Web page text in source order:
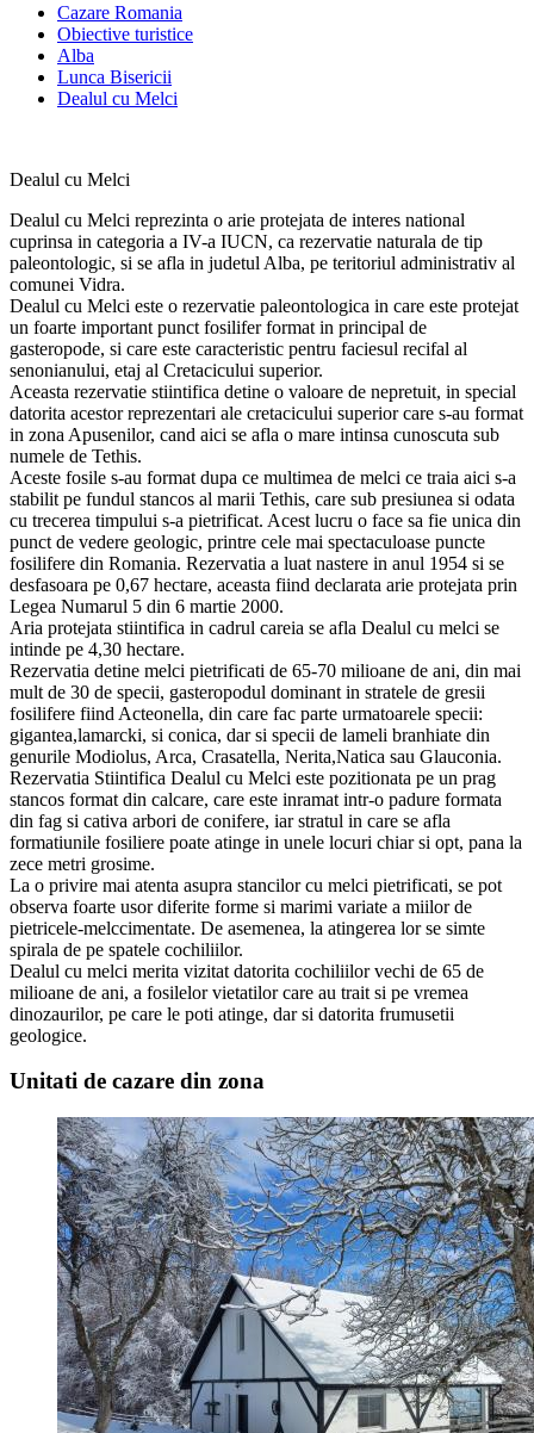
Cazare Romania
Obiective turistice
Alba
Lunca Bisericii
Dealul cu Melci
Dealul cu Melci
Dealul cu Melci reprezinta o arie protejata de interes national
cuprinsa in categoria a IV-a IUCN, ca rezervatie naturala de tip
paleontologic, si se afla in judetul Alba, pe teritoriul administrativ al
comunei Vidra.
Dealul cu Melci este o rezervatie paleontologica in care este protejat
un foarte important punct fosilifer format in principal de
gasteropode, si care este caracteristic pentru faciesul recifal al
senonianului, etaj al Cretacicului superior.
Aceasta rezervatie stiintifica detine o valoare de nepretuit, in special
datorita acestor reprezentari ale cretacicului superior care s-au format
in zona Apusenilor, cand aici se afla o mare intinsa cunoscuta sub
numele de Tethis.
Aceste fosile s-au format dupa ce multimea de melci ce traia aici s-a
stabilit pe fundul stancos al marii Tethis, care sub presiunea si odata
cu trecerea timpului s-a pietrificat. Acest lucru o face sa fie unica din
punct de vedere geologic, printre cele mai spectaculoase puncte
fosilifere din Romania. Rezervatia a luat nastere in anul 1954 si se
desfasoara pe 0,67 hectare, aceasta fiind declarata arie protejata prin
Legea Numarul 5 din 6 martie 2000.
Aria protejata stiintifica in cadrul careia se afla Dealul cu melci se
intinde pe 4,30 hectare.
Rezervatia detine melci pietrificati de 65-70 milioane de ani, din mai
mult de 30 de specii, gasteropodul dominant in stratele de gresii
fosilifere fiind Acteonella, din care fac parte urmatoarele specii:
gigantea,lamarcki, si conica, dar si specii de lameli branhiate din
genurile Modiolus, Arca, Crasatella, Nerita,Natica sau Glauconia.
Rezervatia Stiintifica Dealul cu Melci este pozitionata pe un prag
stancos format din calcare, care este inramat intr-o padure formata
din fag si cativa arbori de conifere, iar stratul in care se afla
formatiunile fosiliere poate atinge in unele locuri chiar si opt, pana la
zece metri grosime.
La o privire mai atenta asupra stancilor cu melci pietrificati, se pot
observa foarte usor diferite forme si marimi variate a miilor de
pietricele-melccimentate. De asemenea, la atingerea lor se simte
spirala de pe spatele cochiliilor.
Dealul cu melci merita vizitat datorita cochiliilor vechi de 65 de
milioane de ani, a fosilelor vietatilor care au trait si pe vremea
dinozaurilor, pe care le poti atinge, dar si datorita frumusetii
geologice.
Unitati de cazare din zona